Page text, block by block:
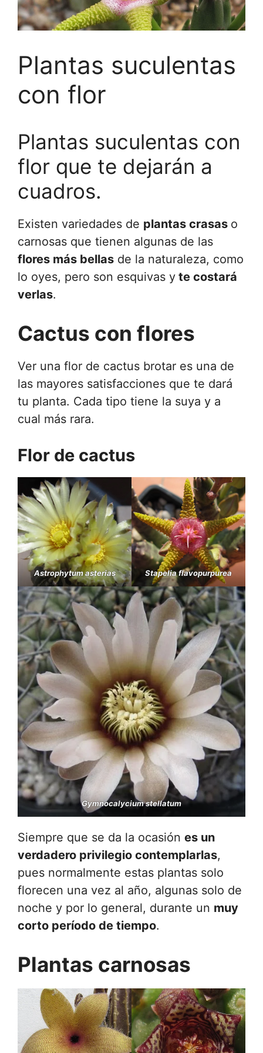
Plantas suculentas
con flor
Plantas suculentas con
flor que te dejarán a
cuadros.
Existen variedades de plantas crasas o
carnosas que tienen algunas de las
flores más bellas de la naturaleza, como
lo oyes, pero son esquivas y te costará
verlas.
Cactus con flores
Ver una flor de cactus brotar es una de
las mayores satisfacciones que te dará
tu planta. Cada tipo tiene la suya y a
cual más rara.
Flor de cactus
Astrophytum asterias Stapelia flavopurpurea
Gymnocalycium stellatum
Siempre que se da la ocasión es un
verdadero privilegio contemplarlas,
pues normalmente estas plantas solo
florecen una vez al año, algunas solo de
noche y por lo general, durante un muy
corto período de tiempo.
Plantas carnosas